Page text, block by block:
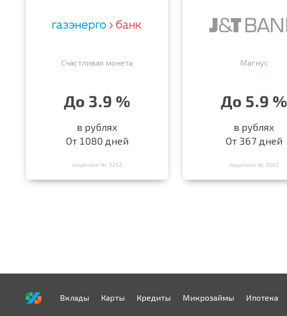
Счастливая монета
До 3.9 %
в рублях
От 1080 дней
лицензия № 3252
Магнус
До 5.9 %
в рублях
От 367 дней
лицензия № 3061
Вклады Карты Кредиты Микрозаймы Ипотека